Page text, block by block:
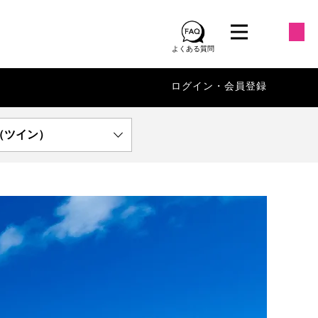
よくある質問
ログイン・会員登録
イン）